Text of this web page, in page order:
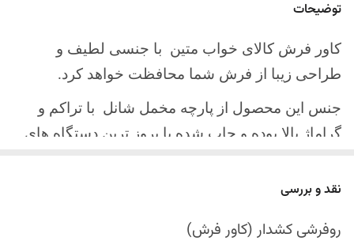
ارسال کالا
آینده
توضیحات
کاور فرش کالای خواب متین با جنسی لطیف و
طراحی زیبا از فرش شما محافظت خواهد کرد.
جنس این محصول از پارچه مخمل شانل با تراکم و
گراماژ بالا بوده و چاپ شده با بروز ترین دستگاه های
چهار گوشه این محصول با کش باکیفیت دوخته‌شده
نقد و بررسی
روفرشی کشدار (کاور فرش)